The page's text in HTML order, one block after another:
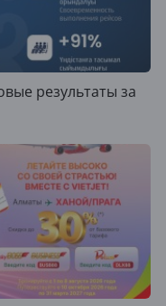
результаты за